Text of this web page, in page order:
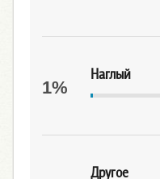
Наглый
1%
Другое